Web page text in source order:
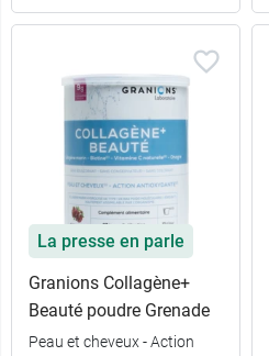
La presse en parle
Granions Collagène+
Beauté poudre Grenade
Peau et cheveux - Action